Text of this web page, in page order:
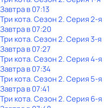
Завтра в 07:13
Три кота. Сезон 2. Серия 2-я
Завтра в 07:20
Три кота. Сезон 2. Серия 3-я
Завтра в 07:27
Три кота. Сезон 2. Серия 4-я
Завтра в 07:34
Три кота. Сезон 2. Серия 5-я
Завтра в 07:41
Три кота. Сезон 2. Серия 6-я